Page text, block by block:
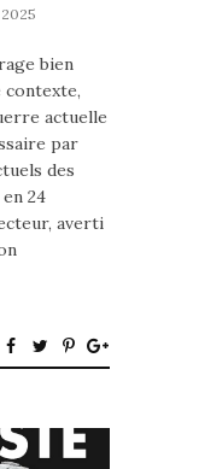
bien
contexte,
actuelle
par
des
24
averti